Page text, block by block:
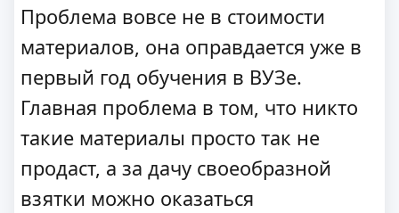
Проблема вовсе не в стоимости
материалов, она оправдается уже в
первый год обучения в ВУЗе.
Главная проблема в том, что никто
такие материалы просто так не
продаст, а за дачу своеобразной
взятки можно оказаться